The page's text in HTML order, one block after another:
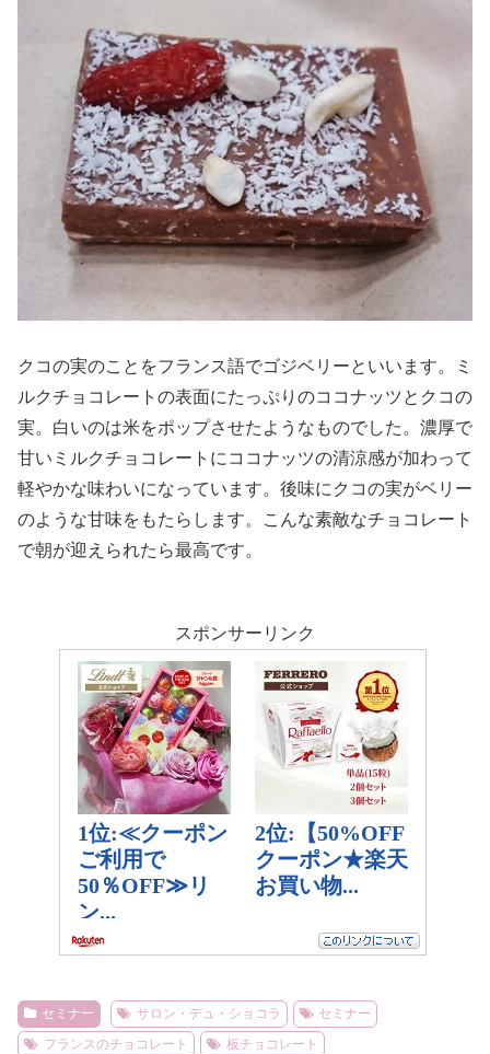
クコの実のことをフランス語でゴジベリーといいます。ミ
ルクチョコレートの表面にたっぷりのココナッツとクコの
実。白いのは米をポップさせたようなものでした。濃厚で
甘いミルクチョコレートにココナッツの清涼感が加わって
軽やかな味わいになっています。後味にクコの実がベリー
のような甘味をもたらします。こんな素敵なチョコレート
で朝が迎えられたら最高です。
スポンサーリンク
セミナー サロン・デュ・ショコラ
セミナー
フランスのチョコレート
板チョコレート